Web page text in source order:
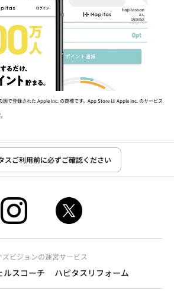
で登録された Apple Inc. の商標です。App Store は Apple Inc. のサービス
スご利用前に必ずご確認ください
ズビジョンの運営サービス
ルスコーチ ハピタスリフォーム